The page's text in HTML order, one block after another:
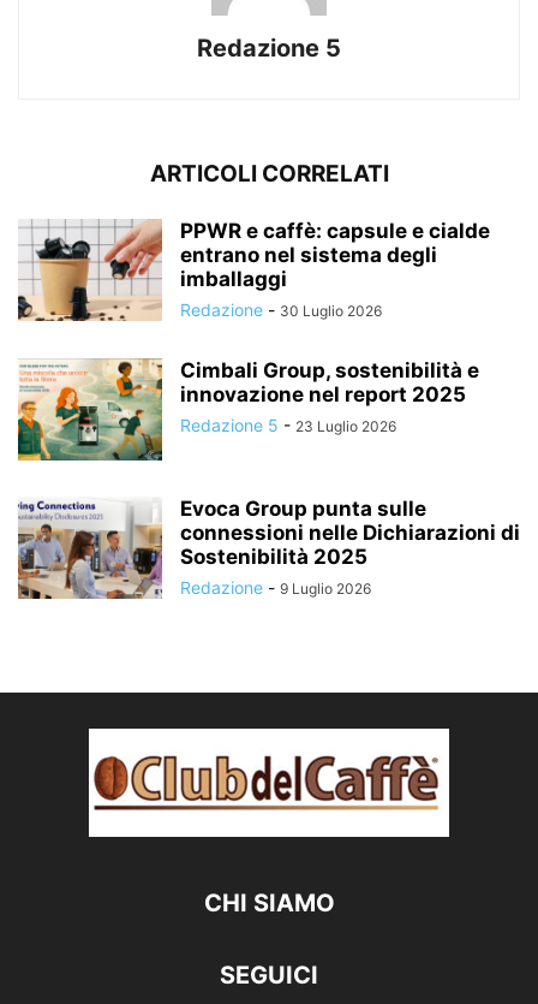
Redazione 5
ARTICOLI CORRELATI
PPWR e caffè: capsule e cialde
entrano nel sistema degli
imballaggi
Redazione - 30 Luglio 2026
Cimbali Group, sostenibilità e
innovazione nel report 2025
Redazione 5 - 23 Luglio 2026
Evoca Group punta sulle
connessioni nelle Dichiarazioni di
Sostenibilità 2025
Redazione - 9 Luglio 2026
CHI SIAMO
SEGUICI